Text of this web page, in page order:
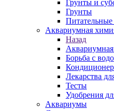
Грунты и
Грунты
Аквариумная
Назад
Борьба с
Лекарства
Тесты
Удобрения
Аквариумы